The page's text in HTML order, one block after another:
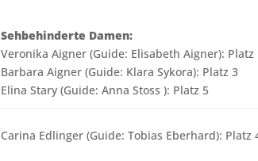
Sehbehinderte Damen:
Veronika Aigner (Guide: Elisabeth Aigner): Platz
Barbara Aigner (Guide: Klara Sykora): Platz 3
Elina Stary (Guide: Anna Stoss ): Platz 5
Carina Edlinger (Guide: Tobias Eberhard): Platz